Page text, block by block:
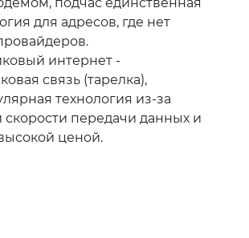
для адресов, где нет
интернет -
связь (тарелка),
технология из-за
скорости передачи данных и
ценой.